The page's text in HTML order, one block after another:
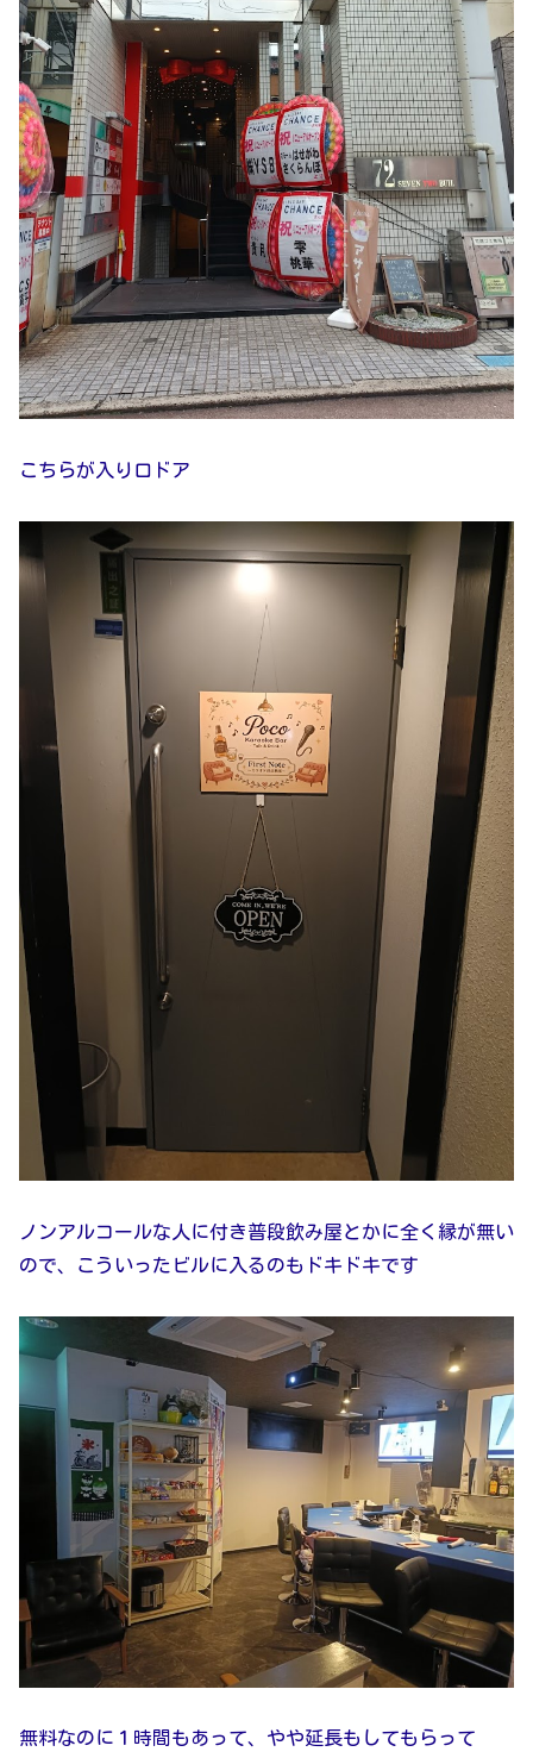
こちらが入り口ドア
ノンアルコールな人に付き普段飲み屋とかに全く縁が無い
ので、こういったビルに入るのもドキドキです
無料なのに１時間もあって、やや延長もしてもらって